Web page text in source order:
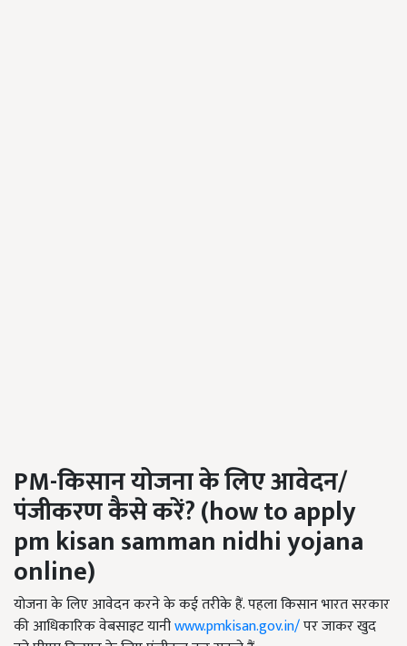
PM-किसान योजना के लिए आवेदन/
पंजीकरण कैसे करें?(how to apply
pm kisan samman nidhi yojana
online)
योजना के लिए आवेदन करने के कई तरीके हैं. पहला किसान भारत सरकार
की आधिकारिक वेबसाइट यानीwww.pmkisan.gov.in/पर जाकर खुद